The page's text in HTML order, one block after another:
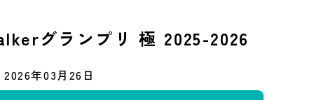
グランプリ 極 2025-2026
2026年03月26日